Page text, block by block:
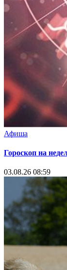
Афиша
Гороскоп на
03.08.26 08:59